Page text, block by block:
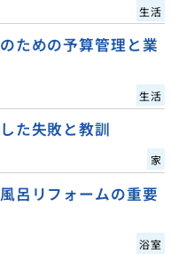
生活
ための予算管理と業
生活
た失敗と教訓
家
呂リフォームの重要
浴室